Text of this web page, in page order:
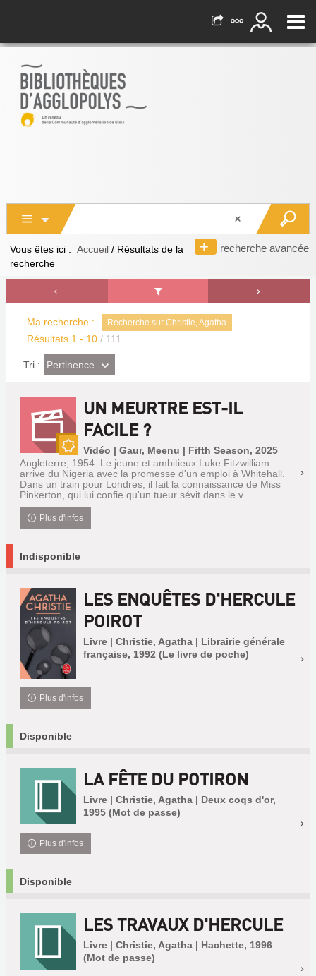
recherche avancée
Vous êtes ici : Accueil / Résultats de la
recherche
Ma recherche : Recherche sur Christie, Agatha
Résultats 1 - 10 / 111
Tri : (Effet
imédiat)
Pertinence
Nouveauté
UN MEURTRE EST-IL
FACILE ?
Vidéo | Gaur, Meenu | Fifth Season, 2025
Angleterre, 1954. Le jeune et ambitieux Luke Fitzwilliam
arrive du Nigeria avec la promesse d'un emploi à Whitehall.
Dans un train pour Londres, il fait la connaissance de Miss
Pinkerton, qui lui confie qu'un tueur sévit dans le v...
Plus d'infos
Indisponible
LES ENQUÊTES D'HERCULE
POIROT
Livre | Christie, Agatha | Librairie générale
française, 1992 (Le livre de poche)
Plus d'infos
Disponible
LA FÊTE DU POTIRON
Livre | Christie, Agatha | Deux coqs d'or,
1995 (Mot de passe)
Plus d'infos
Disponible
LES TRAVAUX D'HERCULE
Livre | Christie, Agatha | Hachette, 1996
(Mot de passe)